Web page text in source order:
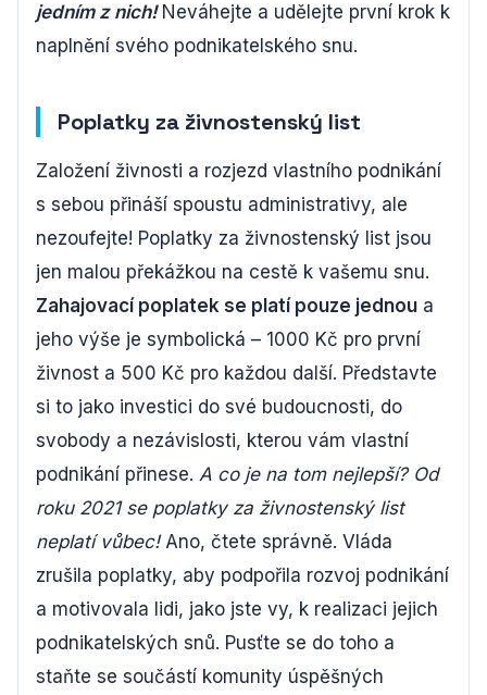
jedním z nich!Neváhejte a udělejte první krok k
naplnění svého podnikatelského snu.
Poplatky za živnostenský list
Založení živnosti a rozjezd vlastního podnikání
s sebou přináší spoustu administrativy, ale
nezoufejte! Poplatky za živnostenský list jsou
jen malou překážkou na cestě k vašemu snu.
Zahajovací poplatek se platí pouze jednou a
jeho výše je symbolická – 1000 Kč pro první
živnost a 500 Kč pro každou další. Představte
si to jako investici do své budoucnosti, do
svobody a nezávislosti, kterou vám vlastní
podnikání přinese. A co je na tom nejlepší? Od
roku 2021 se poplatky za živnostenský list
neplatí vůbec!Ano, čtete správně. Vláda
zrušila poplatky, aby podpořila rozvoj podnikání
a motivovala lidi, jako jste vy, k realizaci jejich
podnikatelských snů. Pusťte se do toho a
staňte se součástí komunity úspěšných